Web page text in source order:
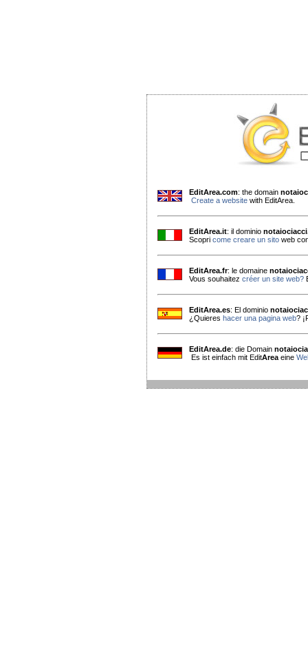
EditArea.com: the domain
Create a website with EditArea.
EditArea.it: il dominio
Scopri come creare un sito web
EditArea.fr: le domaine
Vous souhaitez créer un site web?
EditArea.es: El dominio
¿Quieres hacer una pagina web?
EditArea.de: die Domain
Es ist einfach mit EditArea eine